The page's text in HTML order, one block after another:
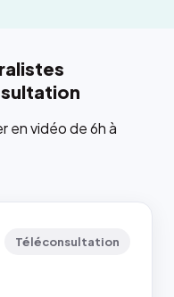
en vidéo de 6h à
Téléconsultation